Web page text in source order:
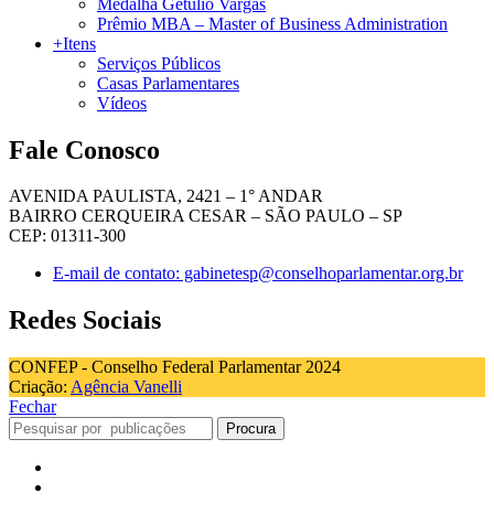
Prêmio MBA – Master of Business Administration
+Itens
Serviços Públicos
Casas Parlamentares
Vídeos
Fale Conosco
AVENIDA PAULISTA, 2421 – 1° ANDAR
BAIRRO CERQUEIRA CESAR – SÃO PAULO – SP
CEP: 01311-300
E-mail de contato: gabinetesp@conselhoparlamentar.org.br
Redes Sociais
CONFEP - Conselho Federal Parlamentar 2024
Criação: Agência Vanelli
Fechar
Procura